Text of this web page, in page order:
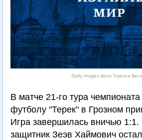
Getty Images Фото: Торстен
В матче 21-го тура
футболу "Терек" в Грозном
Игра завершилась вничью 1:1.
защитник Зеэв Хаймович